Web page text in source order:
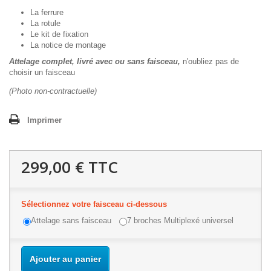
La ferrure
La rotule
Le kit de fixation
La notice de montage
Attelage complet, livré avec ou sans faisceau, n'oubliez pas de
choisir un faisceau
(Photo non-contractuelle)
Imprimer
299,00 € TTC
Sélectionnez votre faisceau ci-dessous
Attelage sans faisceau
7 broches Multiplexé universel
Ajouter au panier